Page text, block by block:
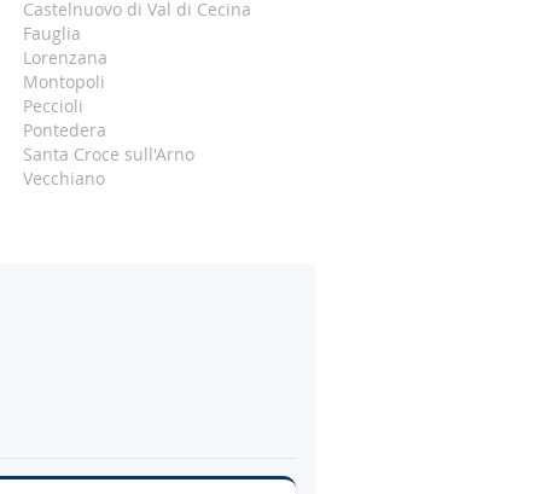
Castelnuovo di Val di Cecina
Fauglia
Lorenzana
Montopoli
Peccioli
Pontedera
Santa Croce sull'Arno
Vecchiano